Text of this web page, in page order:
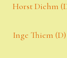
Horst Diehm
Inge Thiem (D)